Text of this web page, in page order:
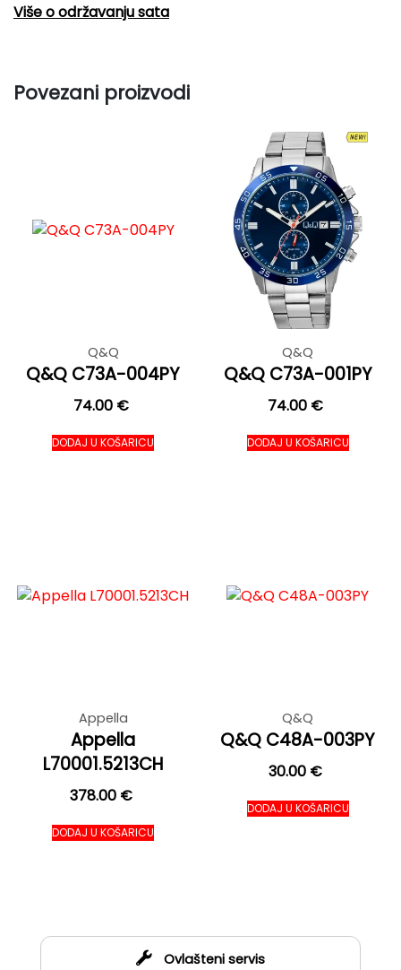
Više o održavanju sata
Povezani proizvodi
Q&Q
Q&Q C73A-004PY
74.00 €
DODAJ U KOŠARICU
Q&Q
Q&Q C73A-001PY
74.00 €
DODAJ U KOŠARICU
Appella
Appella
L70001.5213CH
378.00 €
DODAJ U KOŠARICU
Q&Q
Q&Q C48A-003PY
30.00 €
DODAJ U KOŠARICU
Ovlašteni servis